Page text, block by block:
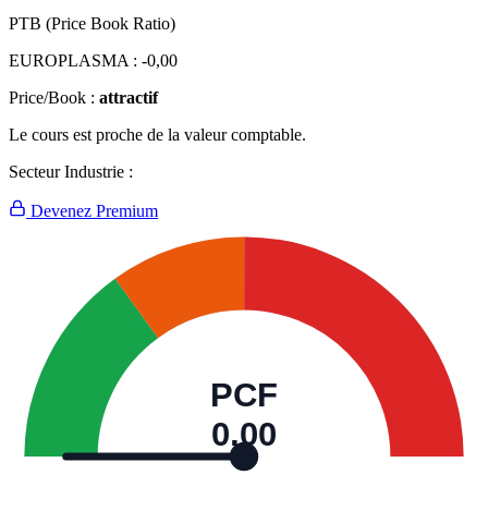
PTB (Price Book Ratio)
EUROPLASMA : -0,00
Price/Book : attractif
Le cours est proche de la valeur comptable.
Secteur Industrie :
Devenez Premium
PCF
0,00